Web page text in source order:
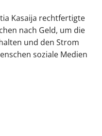
Kasaija rechtfertigte
nach Geld, um die
und den Strom
soziale Medien